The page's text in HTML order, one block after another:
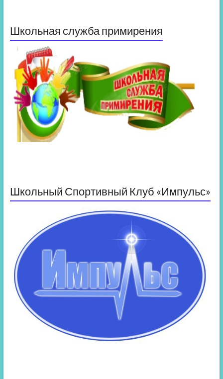
Школьная служба примирения
Школьный Спортивный Клуб «Импульс»